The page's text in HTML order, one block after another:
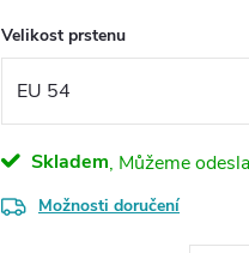
Velikost prstenu
Skladem
Možnosti doručení